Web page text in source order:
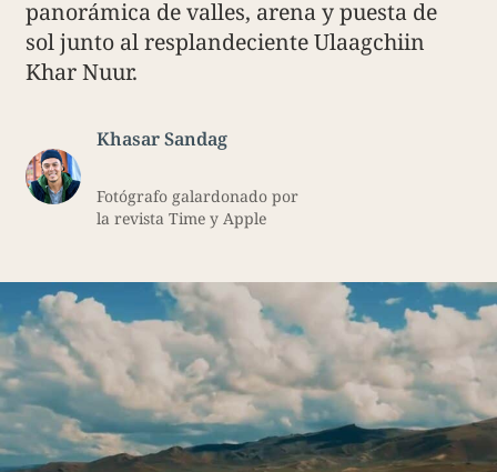
panorámica de valles, arena y puesta de
sol junto al resplandeciente Ulaagchiin
Khar Nuur.
Khasar Sandag
Fotógrafo galardonado por
la revista Time y Apple